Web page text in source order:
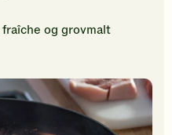
og grovmalt